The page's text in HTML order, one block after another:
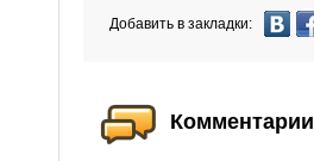
Добавить в закладки:
Комментарии